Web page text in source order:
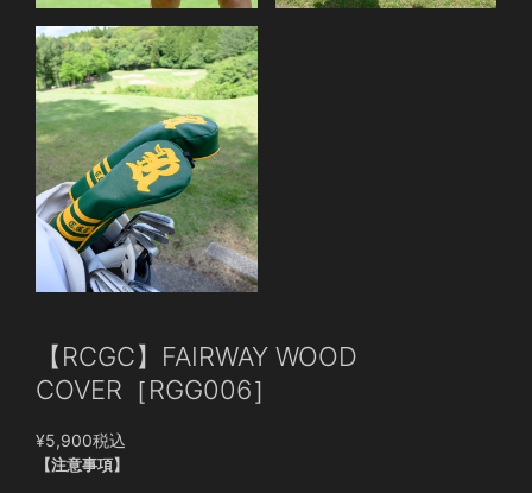
【RCGC】FAIRWAY WOOD
COVER［RGG006］
¥5,900税込
【注意事項】